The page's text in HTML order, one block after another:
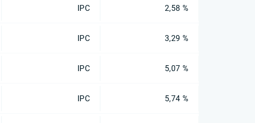
IPC 2,58 %
IPC 3,29 %
IPC 5,07 %
IPC 5,74 %